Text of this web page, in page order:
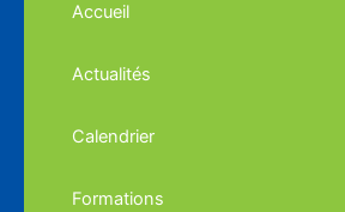
Accueil
Actualités
Calendrier
Formations